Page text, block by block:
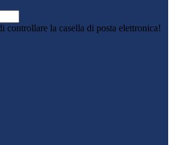
controllare la casella di posta elettronica!